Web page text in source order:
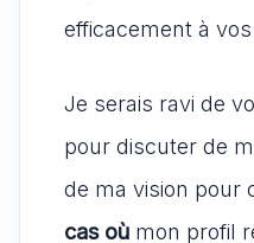
efficacement à
Je serais ravi de
pour discuter de
de ma vision pour
cas où mon profil